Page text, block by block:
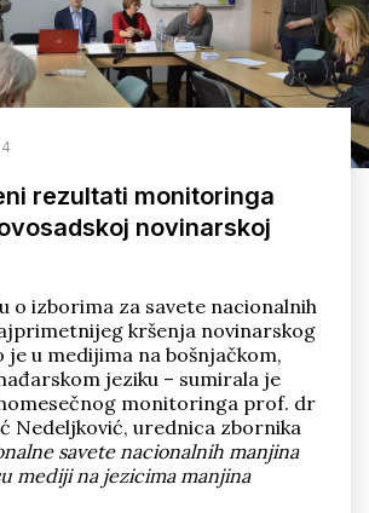
se bavimo?
Projekti
Pronađi
rezultati monitoringa
novinarskoj
o izborima za savete nacionalnih
kršenja novinarskog
je u medijima na bošnjačkom,
jeziku – sumirala je
monitoringa prof. dr
Nedeljković, urednica zbornika
savete nacionalnih manjina
mediji na jezicima manjina